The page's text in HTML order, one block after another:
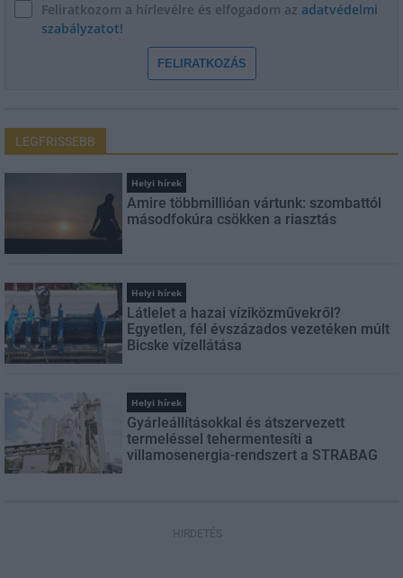
Feliratkozom a hírlevélre és elfogadom az adatvédelmi
szabályzatot!
FELIRATKOZÁS
LEGFRISSEBB
Helyi hírek
Amire többmillióan vártunk: szombattól
másodfokúra csökken a riasztás
Helyi hírek
Látlelet a hazai víziközművekről?
Egyetlen, fél évszázados vezetéken múlt
Bicske vízellátása
Helyi hírek
Gyárleállításokkal és átszervezett
termeléssel tehermentesíti a
villamosenergia-rendszert a STRABAG
HIRDETÉS